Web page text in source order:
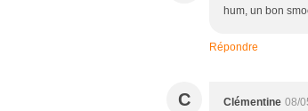
hum, un bon
Répondre
C Clémentine 08/